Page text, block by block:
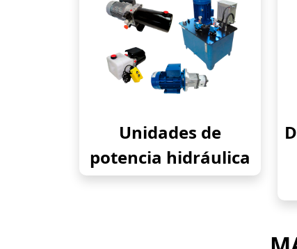
Unidades de
potencia hidráulica